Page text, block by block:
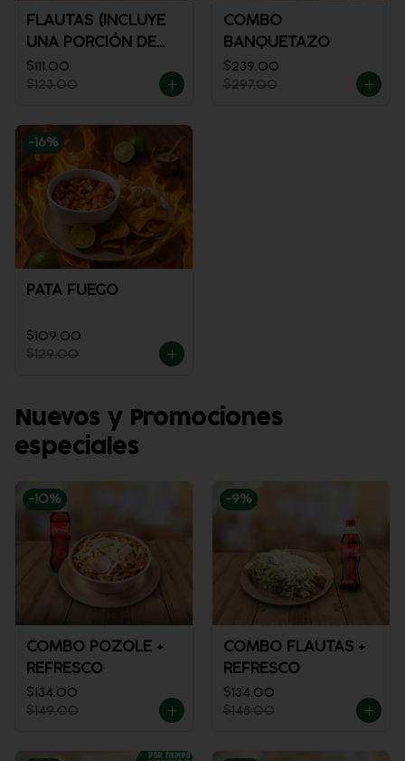
FLAUTAS (INCLUYE
UNA PORCIÓN DE
SALSA)
$111.00
$123.00
COMBO
BANQUETAZO
$239.00
$297.00
-16%
PATA FUEGO
$109.00
$129.00
Nuevos y Promociones
especiales
-10%
COMBO POZOLE +
REFRESCO
$134.00
$149.00
-9%
COMBO FLAUTAS +
REFRESCO
$134.00
$148.00